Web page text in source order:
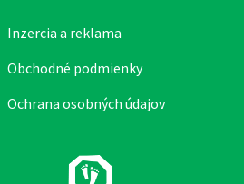
Inzercia a reklama
Obchodné podmienky
Ochrana osobných údajov